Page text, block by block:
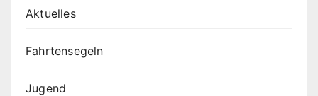
Aktuelles
Fahrtensegeln
Jugend